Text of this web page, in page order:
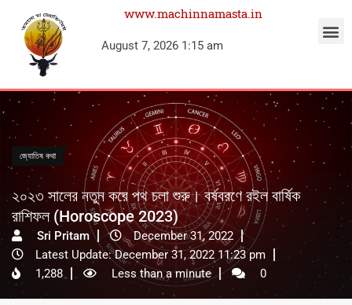
www.machinnamasta.in
August 7, 2026 1:15 am
জ্যোতিষ কথা
২০২৩ সালের নতুন করে পথ চলা শুরু। বর্ষবরণে রইল বার্ষিক
রাশিফল (Horoscope 2023)
Sri Pritam
December 31, 2022
Latest Update: December 31, 2022 11:23 pm
1,288
Less than a minute 0